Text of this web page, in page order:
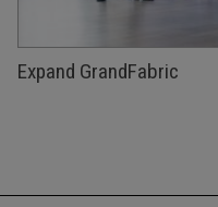
Expand GrandFabric